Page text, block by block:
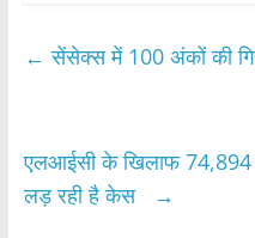
e
o
k
er s
p
e
← सेंसेक्स में 100 अंकों की
एलआईसी के खिलाफ 74,894
लड़ रही है केस
→